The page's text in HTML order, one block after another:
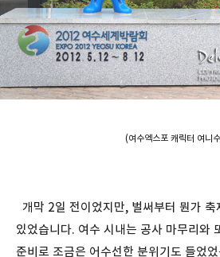
(여수엑스포 캐릭터 여니
개막 2일 전이었지만, 벌써부터 뭔가 축
있었습니다. 여수 시내는 공사 마무리와
준비로 조금은 어수선한 분위기도 들었